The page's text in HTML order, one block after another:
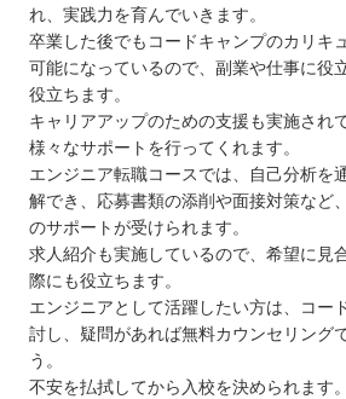
れ、実践力を育んでいきます。
卒業した後でもコードキャンプのカリキ
可能になっているので、副業や仕事に役
役立ちます。
キャリアアップのための支援も実施され
様々なサポートを行ってくれます。
エンジニア転職コースでは、自己分析を
解でき、応募書類の添削や面接対策など
のサポートが受けられます。
求人紹介も実施しているので、希望に見
際にも役立ちます。
エンジニアとして活躍したい方は、コー
討し、疑問があれば無料カウンセリング
う。
不安を払拭してから入校を決められます。